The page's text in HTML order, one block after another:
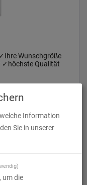
Wunschgröße
✓höchste Qualität
Information
Sie in unserer
um die